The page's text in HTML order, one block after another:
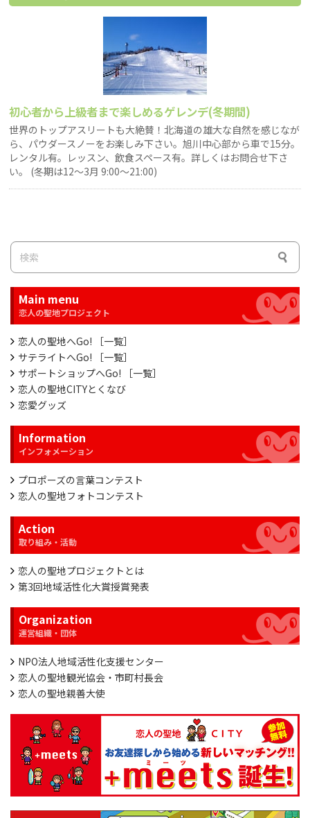
初心者から上級者まで楽しめるゲレンデ(冬期間)
世界のトップアスリートも大絶賛！北海道の雄大な自然を感じなが
ら、パウダースノーをお楽しみ下さい。旭川中心部から車で15分。
レンタル有。レッスン、飲食スペース有。詳しくはお問合せ下さ
い。 (冬期は12〜3月 9:00〜21:00)
Main menu
恋人の聖地へGo! ［一覧］
サテライトへGo! ［一覧］
サポートショップへGo! ［一覧］
恋人の聖地CITYとくなび
恋愛グッズ
Information
プロポーズの言葉コンテスト
恋人の聖地フォトコンテスト
Action
恋人の聖地プロジェクトとは
第3回地域活性化大賞授賞発表
Organization
NPO法人地域活性化支援センター
恋人の聖地観光協会・市町村長会
恋人の聖地親善大使